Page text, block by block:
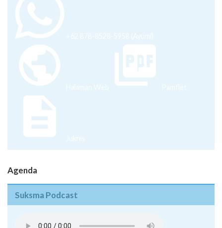
+62 878-8528-5958 (Ayumi)
Halaman Web Pamflet
Juknis
Agenda
Suksma Podcast